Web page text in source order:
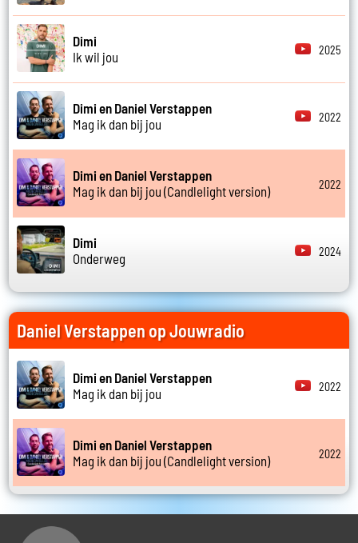
Dimi
Ik wil jou
2025
Dimi en Daniel Verstappen
Mag ik dan bij jou
2022
Dimi en Daniel Verstappen
Mag ik dan bij jou (Candlelight version)
2022
Dimi
Onderweg
2024
Daniel Verstappen op Jouwradio
Dimi en Daniel Verstappen
Mag ik dan bij jou
2022
Dimi en Daniel Verstappen
Mag ik dan bij jou (Candlelight version)
2022